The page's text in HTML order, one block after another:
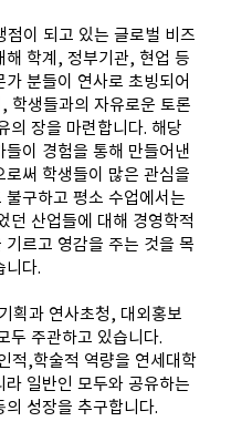
점이 되고 있는 글로벌 비즈
해 학계, 정부기관, 현업 등
분들이 연사로 초빙되어
학생들과의 자유로운 토론
의 장을 마련합니다. 해당
들이 경험을 통해 만들어낸
로써 학생들이 많은 관심을
불구하고 평소 수업에서는
던 산업들에 대해 경영학적
르고 영감을 주는 것을 목
니다.
획과 연사초청, 대외홍보
두 주관하고 있습니다.
적,학술적 역량을 연세대학
일반인 모두와 공유하는
성장을 추구합니다.